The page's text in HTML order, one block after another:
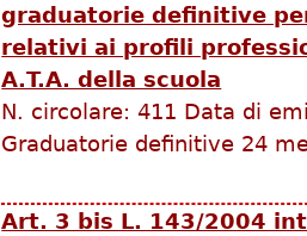
graduatorie definitive
relativi ai profili
A.T.A. della scuola
N. circolare:411 Data di
Graduatorie definitive 24
Art. 3 bis L. 143/2004